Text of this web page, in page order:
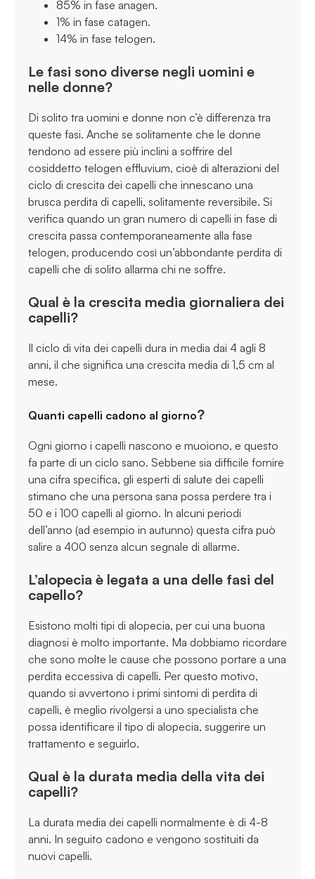
85% in fase anagen.
1% in fase catagen.
14% in fase telogen.
Le fasi sono diverse negli uomini e
nelle donne?
Di solito tra uomini e donne non c’è differenza tra
queste fasi. Anche se solitamente che le donne
tendono ad essere più inclini a soffrire del
cosiddetto telogen effluvium, cioè di alterazioni del
ciclo di crescita dei capelli che innescano una
brusca perdita di capelli, solitamente reversibile. Si
verifica quando un gran numero di capelli in fase di
crescita passa contemporaneamente alla fase
telogen, producendo così un’abbondante perdita di
capelli che di solito allarma chi ne soffre.
Qual è la crescita media giornaliera dei
capelli?
Il ciclo di vita dei capelli dura in media dai 4 agli 8
anni, il che significa una crescita media di 1,5 cm al
mese.
Quanti capelli cadono al giorno?
Ogni giorno i capelli nascono e muoiono, e questo
fa parte di un ciclo sano. Sebbene sia difficile fornire
una cifra specifica, gli esperti di salute dei capelli
stimano che una persona sana possa perdere tra i
50 e i 100 capelli al giorno. In alcuni periodi
dell’anno (ad esempio in autunno) questa cifra può
salire a 400 senza alcun segnale di allarme.
L’alopecia è legata a una delle fasi del
capello?
Esistono molti tipi di alopecia, per cui una buona
diagnosi è molto importante. Ma dobbiamo ricordare
che sono molte le cause che possono portare a una
perdita eccessiva di capelli. Per questo motivo,
quando si avvertono i primi sintomi di perdita di
capelli, è meglio rivolgersi a uno specialista che
possa identificare il tipo di alopecia, suggerire un
trattamento e seguirlo.
Qual è la durata media della vita dei
capelli?
La durata media dei capelli normalmente è di 4-8
anni. In seguito cadono e vengono sostituiti da
nuovi capelli.